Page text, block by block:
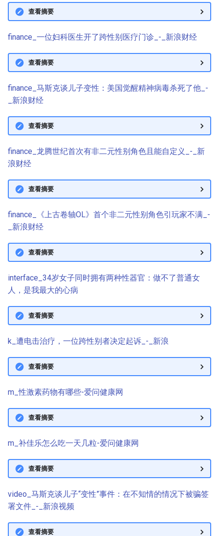
查看摘要
finance_一位妇科医生开了跨性别医疗门诊_-_新浪财经
查看摘要
finance_马斯克谈儿子变性：美国觉醒精神病毒杀死了他_-
_新浪财经
查看摘要
finance_龙腾世纪首次有非二元性别角色且能自定义_-_新
浪财经
查看摘要
finance_《上古卷轴OL》首个非二元性别角色引玩家不满_-
_新浪财经
查看摘要
interface_34岁女子同时拥有两种性器官：做不了普通女
人，是我最大的心病
查看摘要
k_遭电击治疗，一位跨性别者决定起诉_-_新浪
查看摘要
m_性激素药物有哪些-爱问健康网
查看摘要
m_补佳乐怎么吃一天几粒-爱问健康网
查看摘要
video_马斯克谈儿子“变性”事件：在不知情的情况下被骗签
署文件_-_新浪视频
查看摘要